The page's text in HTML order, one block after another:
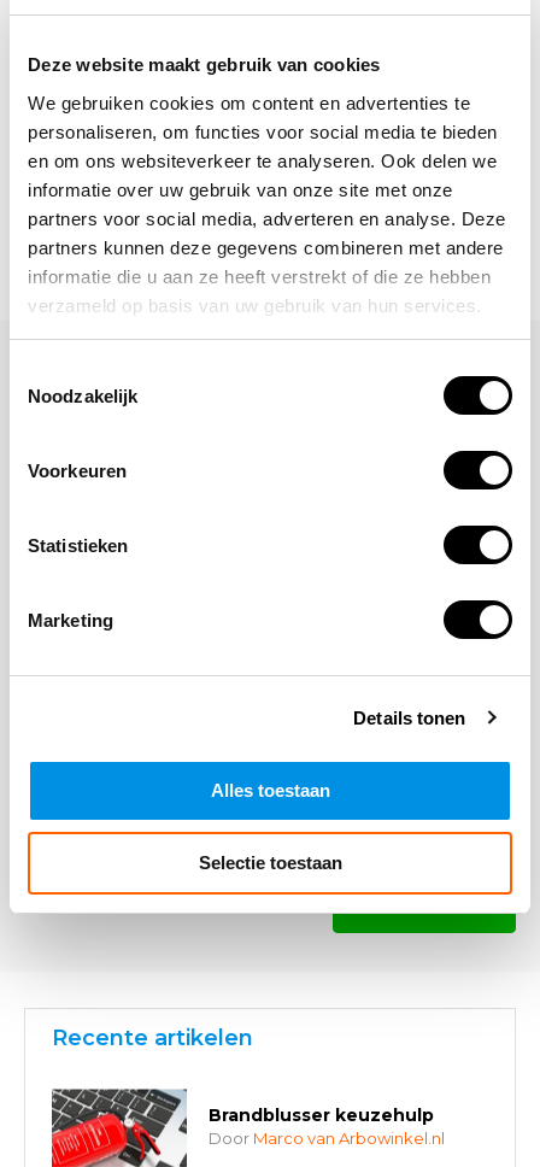
Deze website maakt gebruik van cookies
We gebruiken cookies om content en advertenties te
personaliseren, om functies voor social media te bieden
en om ons websiteverkeer te analyseren. Ook delen we
informatie over uw gebruik van onze site met onze
partners voor social media, adverteren en analyse. Deze
partners kunnen deze gegevens combineren met andere
informatie die u aan ze heeft verstrekt of die ze hebben
verzameld op basis van uw gebruik van hun services.
Noodzakelijk
Voorkeuren
Statistieken
Marketing
Details tonen
Alles toestaan
Selectie toestaan
laatste nieuwtjes, acties en meer?
Abonneer
E-mail *Uw e-mailadres wordt niet gepubliceerd
* Verplichte velden Verstuur
Recente artikelen
Brandblusser keuzehulp
Door Marco van Arbowinkel.nl